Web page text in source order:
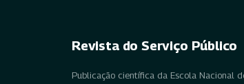
Revista do Serviço Público
Publicação científica da Escola Nacional